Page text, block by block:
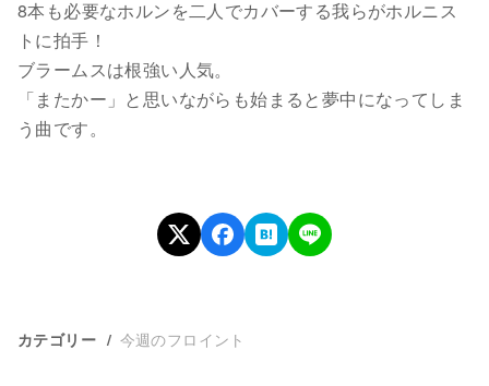
8本も必要なホルンを二人でカバーする我らがホルニス
トに拍手！
ブラームスは根強い人気。
「またかー」と思いながらも始まると夢中になってしま
う曲です。
カテゴリー 今週のフロイント